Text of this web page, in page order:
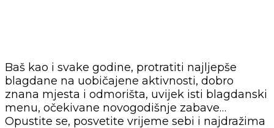
Baš kao i svake godine, protratiti najljepše
blagdane na uobičajene aktivnosti, dobro
znana mjesta i odmorišta, uvijek isti blagdanski
menu, očekivane novogodišnje zabave…
Opustite se, posvetite vrijeme sebi i najdražima